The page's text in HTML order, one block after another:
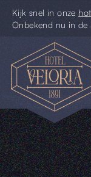
Kijk snel in onze
Onbekend nu in de
Escape
rooms
Uniek
Piccolo
Pim